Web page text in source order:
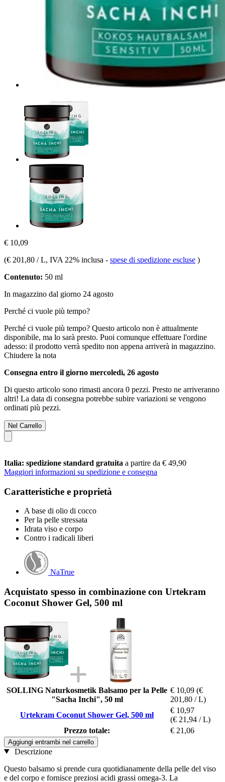
€ 10,09
(€ 201,80 / L, IVA 22% inclusa - spese di spedizione escluse )
Contenuto: 50 ml
In magazzino dal giorno 24 agosto
Perché ci vuole più tempo?
Perché ci vuole più tempo? Questo articolo non è attualmente
disponibile, ma lo sarà presto. Puoi comunque effettuare l'ordine
adesso: il prodotto verrà spedito non appena arriverà in magazzino.
Chiudere la nota
Consegna entro il giorno mercoledì, 26 agosto
Di questo articolo sono rimasti ancora 0 pezzi. Presto ne arriveranno
altri! La data di consegna potrebbe subire variazioni se vengono
ordinati più pezzi.
Nel Carrello
Italia: spedizione standard gratuita a partire da € 49,90
Maggiori informazioni su spedizione e consegna
Caratteristiche e proprietà
A base di olio di cocco
Per la pelle stressata
Idrata viso e corpo
Contro i radicali liberi
NaTrue
Acquistato spesso in combinazione con Urtekram
Coconut Shower Gel, 500 ml
SOLLING Naturkosmetik Balsamo per la Pelle
"Sacha Inchi", 50 ml
€ 10,09 (€
201,80 / L)
Urtekram Coconut Shower Gel, 500 ml
€ 10,97
(€ 21,94 / L)
Prezzo totale:
€ 21,06
Aggiungi entrambi nel carrello
Descrizione
Questo balsamo si prende cura quotidianamente della pelle del viso
e del corpo e fornisce preziosi acidi grassi omega-3. La